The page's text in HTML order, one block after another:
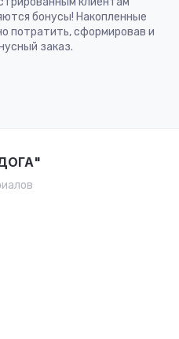
бонусы! Накопленные
потратить, сформировав и
заказ.